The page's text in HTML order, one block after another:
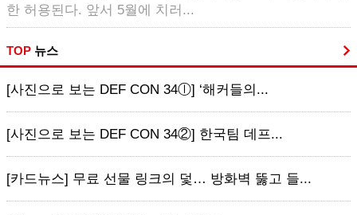
한 허용된다. 앞서 5월에 치러...
TOP 뉴스
[사진으로 보는 DEF CON 34ⓛ] ‘해커들의...
[사진으로 보는 DEF CON 34②] 한국팀 데프...
[카드뉴스] 무료 선물 링크의 덫… 방화벽 뚫고 들...